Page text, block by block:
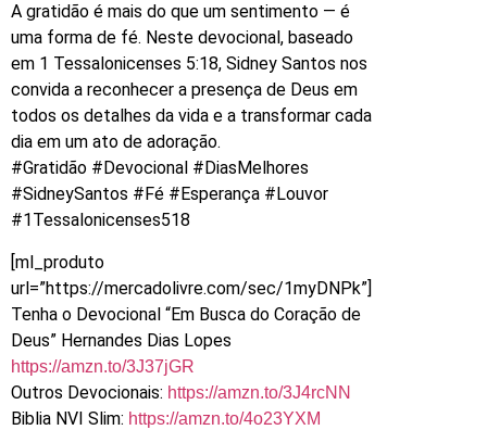
A gratidão é mais do que um sentimento — é
uma forma de fé. Neste devocional, baseado
em 1 Tessalonicenses 5:18, Sidney Santos nos
convida a reconhecer a presença de Deus em
todos os detalhes da vida e a transformar cada
dia em um ato de adoração.
#Gratidão #Devocional #DiasMelhores
#SidneySantos #Fé #Esperança #Louvor
#1Tessalonicenses518
[ml_produto
url=”https://mercadolivre.com/sec/1myDNPk”]
Tenha o Devocional “Em Busca do Coração de
Deus” Hernandes Dias Lopes
https://amzn.to/3J37jGR
Outros Devocionais: https://amzn.to/3J4rcNN
Biblia NVI Slim: https://amzn.to/4o23YXM